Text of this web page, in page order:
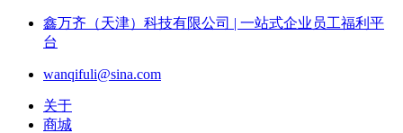
鑫万齐（天津）科技有限公司 | 一站式企业员工福利平
台
wanqifuli@sina.com
关于
商城